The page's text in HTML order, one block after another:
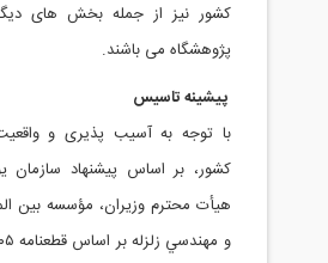
کشور نیز از جمله بخش های
پژوهشگاه می باشند.
پیشینه تاسیس
با توجه به آسیب پذیری و
کشور، بر اساس پيشنهاد
هيأت محترم وزيران، مؤسسه بين